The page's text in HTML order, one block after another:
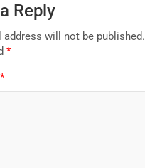
Reply
address will not be published.
*
*